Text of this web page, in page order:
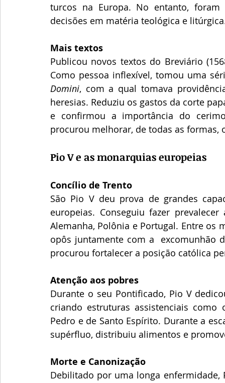
turcos na Europa. No entanto,
decisões em matéria teológica e
Mais textos
Publicou novos textos do Breviário
Como pessoa inflexível, tomou uma
Domini, com a qual tomava
heresias. Reduziu os gastos da corte
e confirmou a importância do
procurou melhorar, de todas as formas,
Pio V e as monarquias europeias
Concílio de Trento
São Pio V deu prova de grandes
europeias. Conseguiu fazer
Alemanha, Polônia e Portugal. Entre os
opôs juntamente com a  excomunhão
procurou fortalecer a posição católica
Atenção aos pobres
Durante o seu Pontificado, Pio V
criando estruturas assistenciais como
Pedro e de Santo Espírito. Durante a
supérfluo, distribuiu alimentos e
Morte e Canonização
Debilitado por uma longa enfermidade,